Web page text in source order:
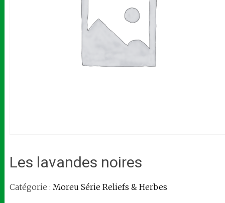
Les lavandes noires
Catégorie : Moreu Série Reliefs & Herbes